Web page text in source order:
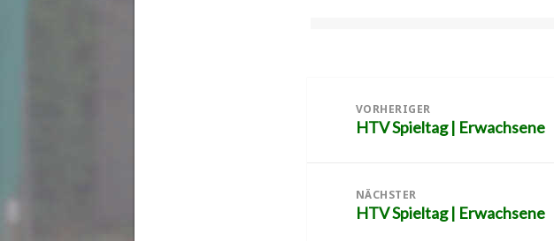
VORHERIGER
Vorheriger
HTV Spieltag | Erwachsene
NÄCHSTER
Nächster
HTV Spieltag | Erwachsene